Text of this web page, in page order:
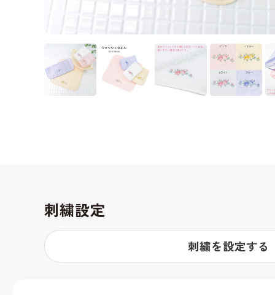
刺繍設定
刺繍を設定する